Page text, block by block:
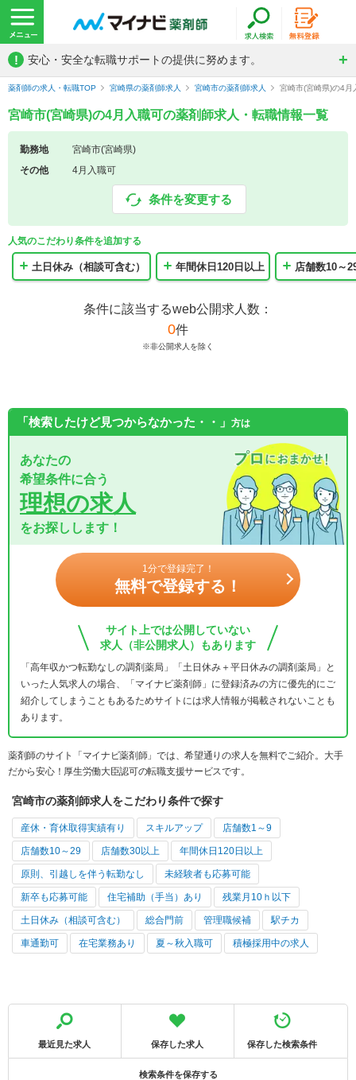
! 安心・安全な転職サポートの提供に努めます。
薬剤師の求人・転職TOP 宮崎県の薬剤師求人 宮崎市の薬剤師求人 宮崎市(宮崎県)の4月
宮崎市(宮崎県)の4月入職可の薬剤師求人・転職情報一覧
勤務地
宮崎市(宮崎県)
その他
4月入職可
条件を変更する
人気のこだわり条件を追加する
土日休み（相談可含む） 年間休日120日以上 店舗数10～
条件に該当するweb公開求人数：
0件
※非公開求人を除く
「検索したけど見つからなかった・・」 方は
あなたの
希望条件に合う
理想の求人
をお探しします！
1分で登録完了！
無料で登録する！
サイト上では公開していない
求人（非公開求人）もあります
「高年収かつ転勤なしの調剤薬局」「土日休み＋平日休みの調剤薬局」と
いった人気求人の場合、「マイナビ薬剤師」に登録済みの方に優先的にご
紹介してしまうこともあるためサイトには求人情報が掲載されないことも
あります。
薬剤師のサイト「マイナビ薬剤師」では、希望通りの求人を無料でご紹介。大手
だから安心！厚生労働大臣認可の転職支援サービスです。
宮崎市の薬剤師求人をこだわり条件で探す
産休・育休取得実績有り スキルアップ 店舗数1～9
店舗数10～29 店舗数30以上 年間休日120日以上
原則、引越しを伴う転勤なし 未経験者も応募可能
新卒も応募可能 住宅補助（手当）あり 残業月10ｈ以下
土日休み（相談可含む） 総合門前 管理職候補 駅チカ
車通勤可 在宅業務あり 夏～秋入職可 積極採用中の求人
最近見た求人 保存した求人 保存した検索条件
検索条件を保存する